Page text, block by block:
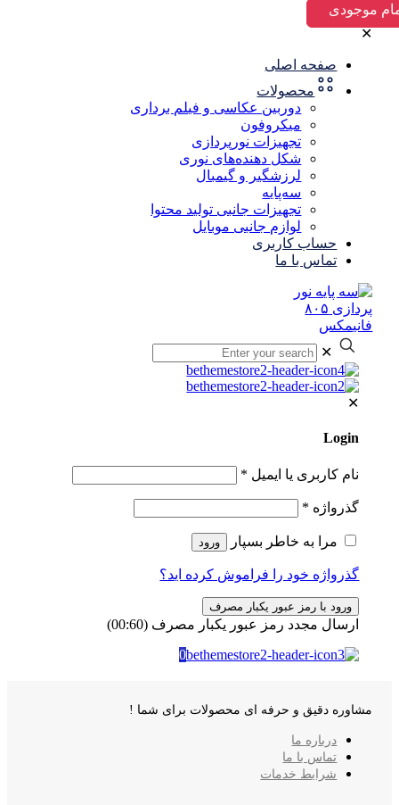
✕
صفحه اصلی
محصولات
دوربین عکاسی و فیلم برداری
میکروفون
تجهیزات نورپردازی
شکل‌ دهنده‌های نوری
لرزشگیر و گیمبال
سه‌پایه
تجهیزات جانبی تولید محتوا
لوازم جانبی موبایل
حساب کاربری
تماس با ما
✕
✕
Login
نام کاربری یا ایمیل *
گذرواژه *
مرا به خاطر بسپار ورود
گذرواژه خود را فراموش کرده اید؟
ورود با رمز عبور یکبار مصرف
ارسال مجدد رمز عبور یکبار مصرف (00:
60
)
0
مشاوره دقیق و حرفه ای محصولات برای شما !
درباره ما
تماس با ما
شرایط خدمات